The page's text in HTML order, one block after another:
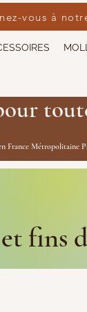
vous à
France Métropolitaine
fins